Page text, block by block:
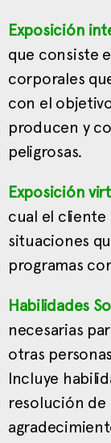
Exposición
que consiste
corporales
con el
producen y
peligrosas.
Exposición
cual el cliente
situaciones
programas
Habilidades
necesarias
otras
Incluye
resolución de